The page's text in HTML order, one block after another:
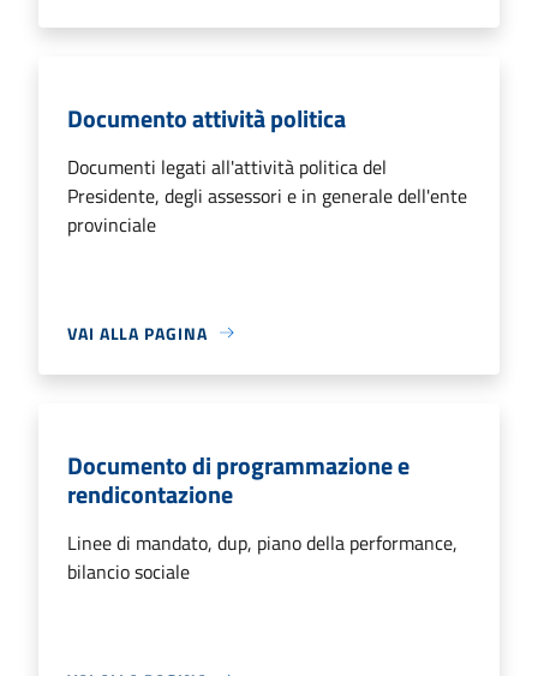
Documento attività politica
Documenti legati all'attività politica del
Presidente, degli assessori e in generale dell'ente
provinciale
VAI ALLA PAGINA
Documento di programmazione e
rendicontazione
Linee di mandato, dup, piano della performance,
bilancio sociale